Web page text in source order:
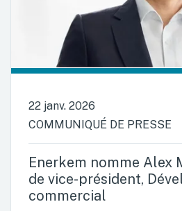
22 janv. 2026
COMMUNIQUÉ DE PRESSE
Enerkem nomme Alex
de vice-président,
commercial